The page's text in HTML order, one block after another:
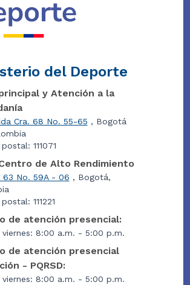
del Deporte
y Atención a la
Cra. 68 No. 55-65 , Bogotá
111071
de Alto Rendimiento
63 No. 59A - 06 , Bogotá,
111221
de atención presencial:
viernes: 8:00 a.m. - 5:00 p.m.
de atención presencial
- PQRSD:
viernes: 8:00 a.m. - 5:00 p.m.